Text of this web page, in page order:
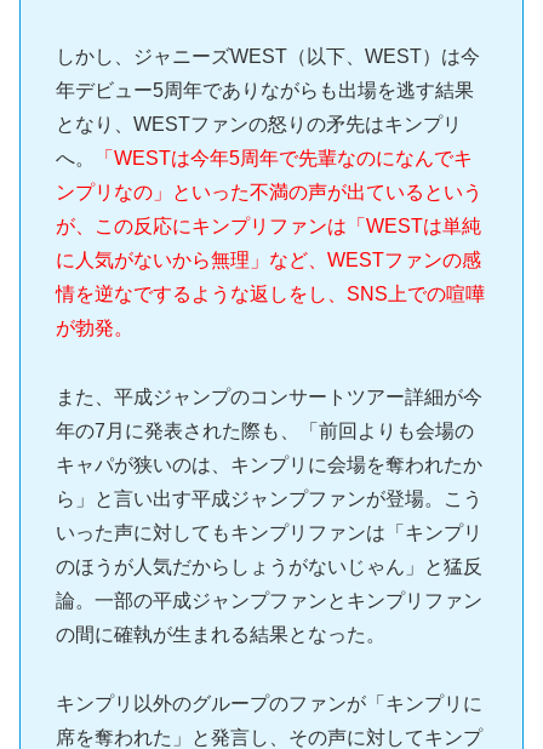
しかし、ジャニーズWEST（以下、WEST）は今
年デビュー5周年でありながらも出場を逃す結果
となり、WESTファンの怒りの矛先はキンプリ
へ。
「WESTは今年5周年で先輩なのになんでキ
ンプリなの」といった不満の声が出ているという
が、この反応にキンプリファンは「WESTは単純
に人気がないから無理」など、WESTファンの感
情を逆なでするような返しをし、SNS上での喧嘩
が勃発。
また、平成ジャンプのコンサートツアー詳細が今
年の7月に発表された際も、「前回よりも会場の
キャパが狭いのは、キンプリに会場を奪われたか
ら」と言い出す平成ジャンプファンが登場。こう
いった声に対してもキンプリファンは「キンプリ
のほうが人気だからしょうがないじゃん」と猛反
論。一部の平成ジャンプファンとキンプリファン
の間に確執が生まれる結果となった。
キンプリ以外のグループのファンが「キンプリに
席を奪われた」と発言し、その声に対してキンプ